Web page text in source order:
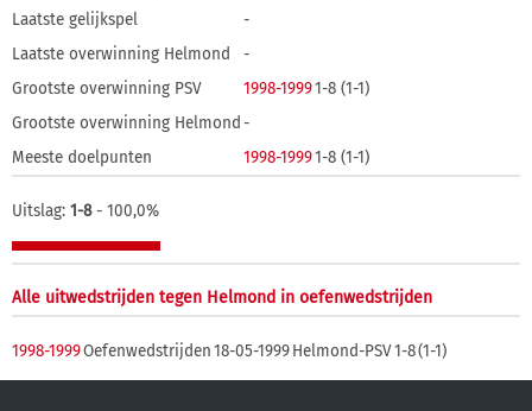
Laatste gelijkspel
-
Laatste overwinning Helmond
-
Grootste overwinning PSV
1998-19991-8 (1-1)
Grootste overwinning Helmond -
Meeste doelpunten
1998-19991-8 (1-1)
Uitslag: 1-8- 100,0%
Alle uitwedstrijden tegen Helmond in oefenwedstrijden
1998-1999Oefenwedstrijden18-05-1999Helmond-PSV1-8(1-1)